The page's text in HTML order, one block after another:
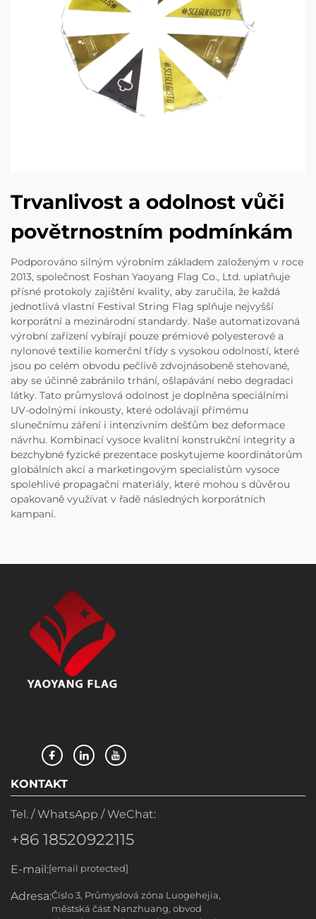
Trvanlivost a odolnost vůči
povětrnostním podmínkám
Podporováno silným výrobním základem založeným v roce
2013, společnost Foshan Yaoyang Flag Co., Ltd. uplatňuje
přísné protokoly zajištění kvality, aby zaručila, že každá
jednotlivá vlastní Festival String Flag splňuje nejvyšší
korporátní a mezinárodní standardy. Naše automatizovaná
výrobní zařízení vybírají pouze prémiové polyesterové a
nylonové textilie komerční třídy s vysokou odolností, které
jsou po celém obvodu pečlivě zdvojnásobeně stehované,
aby se účinně zabránilo trhání, ošlapávání nebo degradaci
látky. Tato průmyslová odolnost je doplněna speciálními
UV-odolnými inkousty, které odolávají přímému
slunečnímu záření i intenzivním dešťům bez deformace
návrhu. Kombinací vysoce kvalitní konstrukční integrity a
bezchybné fyzické prezentace poskytujeme koordinátorům
globálních akcí a marketingovým specialistům vysoce
spolehlivé propagační materiály, které mohou s důvěrou
opakovaně využívat v řadě následných korporátních
kampaní.
KONTAKT
Tel. / WhatsApp / WeChat:
+86 18520922115
E-mail:[email protected]
Adresa:Číslo 3, Průmyslová zóna Luogehejia,
městská část Nanzhuang, obvod